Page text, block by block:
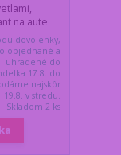
na aute
dovolenky,
objednané a
uhradené do
17.8. do
najskôr
19.8. v stredu.
Skladom 2 ks